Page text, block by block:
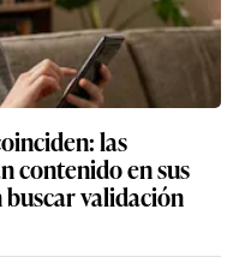
las
contenido en sus
validación